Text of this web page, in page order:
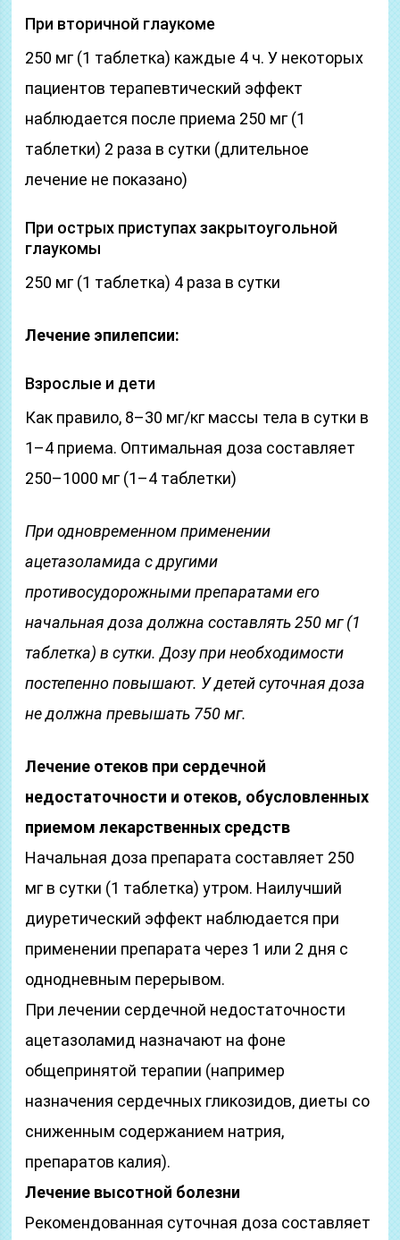
При вторичной глаукоме
250 мг (1 таблетка) каждые 4 ч. У некоторых
пациентов терапевтический эффект
наблюдается после приема 250 мг (1
таблетки) 2 раза в сутки (длительное
лечение не показано)
При острых приступах закрытоугольной
глаукомы
250 мг (1 таблетка) 4 раза в сутки
Лечение эпилепсии:
Взрослые и дети
Как правило, 8–30 мг/кг массы тела в сутки в
1–4 приема. Оптимальная доза составляет
250–1000 мг (1–4 таблетки)
При одновременном применении
ацетазоламида с другими
противосудорожными препаратами его
начальная доза должна составлять 250 мг (1
таблетка) в сутки. Дозу при необходимости
постепенно повышают. У детей суточная доза
не должна превышать 750 мг.
Лечение отеков при сердечной
недостаточности и отеков, обусловленных
приемом лекарственных средств
Начальная доза препарата составляет 250
мг в сутки (1 таблетка) утром. Наилучший
диуретический эффект наблюдается при
применении препарата через 1 или 2 дня с
однодневным перерывом.
При лечении сердечной недостаточности
ацетазоламид назначают на фоне
общепринятой терапии (например
назначения сердечных гликозидов, диеты со
сниженным содержанием натрия,
препаратов калия).
Лечение высотной болезни
Рекомендованная суточная доза составляет